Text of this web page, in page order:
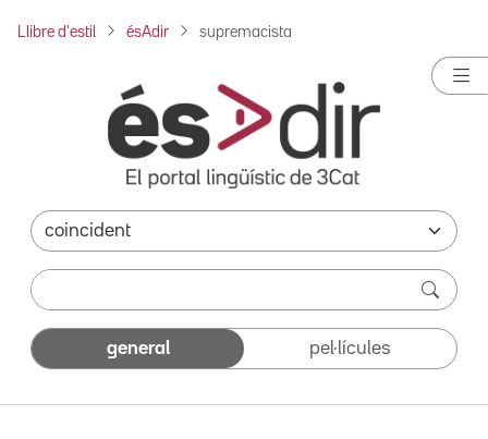
Llibre d'estil ésAdir supremacista
general pel·lícules